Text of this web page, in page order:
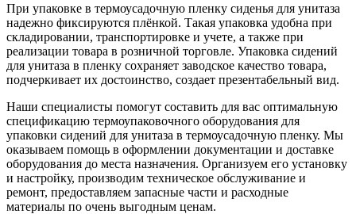
При упаковке в термоусадочную пленку сиденья для унитаза
надежно фиксируются плёнкой. Такая упаковка удобна при
складировании, транспортировке и учете, а также при
реализации товара в розничной торговле. Упаковка сидений
для унитаза в пленку сохраняет заводское качество товара,
подчеркивает их достоинство, создает презентабельный вид.
Наши специалисты помогут составить для вас оптимальную
спецификацию термоупаковочного оборудования для
упаковки сидений для унитаза в термоусадочную пленку. Мы
оказываем помощь в оформлении документации и доставке
оборудования до места назначения. Организуем его установку
и настройку, производим техническое обслуживание и
ремонт, предоставляем запасные части и расходные
материалы по очень выгодным ценам.